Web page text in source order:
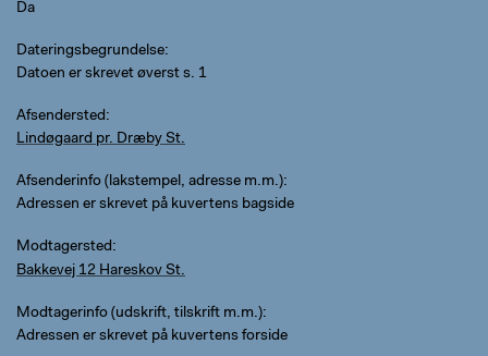
Da
Dateringsbegrundelse
Datoen er skrevet øverst s. 1
Afsendersted
Lindøgaard pr. Dræby St.
Afsenderinfo (lakstempel, adresse m.m.)
Adressen er skrevet på kuvertens bagside
Modtagersted
Bakkevej 12 Hareskov St.
Modtagerinfo (udskrift, tilskrift m.m.)
Adressen er skrevet på kuvertens forside